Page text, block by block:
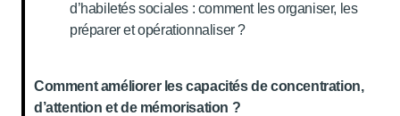
d’habiletés sociales : comment les organiser, les
préparer et opérationnaliser ?
Comment améliorer les capacités de concentration,
d’attention et de mémorisation ?